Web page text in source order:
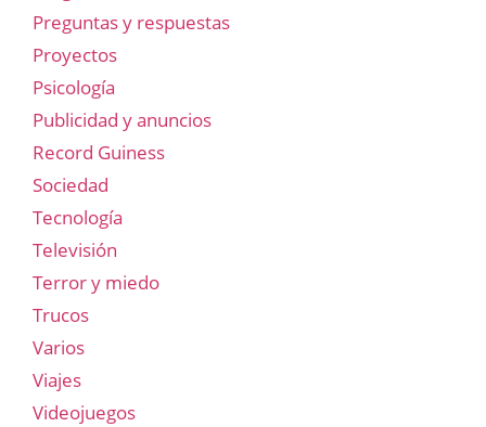
Preguntas y respuestas
Proyectos
Psicología
Publicidad y anuncios
Record Guiness
Sociedad
Tecnología
Televisión
Terror y miedo
Trucos
Varios
Viajes
Videojuegos